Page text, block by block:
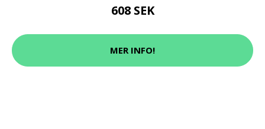
608 SEK
MER INFO!